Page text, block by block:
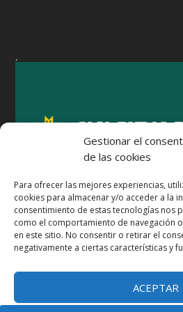
Gestionar el
de las cookies
Para ofrecer las mejores experiencias,
cookies para almacenar y/o acceder a la
consentimiento de estas tecnologías nos
como el comportamiento de navegación
en este sitio. No consentir o retirar el
negativamente a ciertas características y
ACEPTAR
.